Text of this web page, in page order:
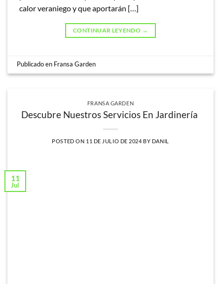
calor veraniego y que aportarán […]
CONTINUAR LEYENDO →
Publicado en Fransa Garden
FRANSA GARDEN
Descubre Nuestros Servicios En Jardinería
POSTED ON 11 DE JULIO DE 2024 BY DANIL
11
Jul